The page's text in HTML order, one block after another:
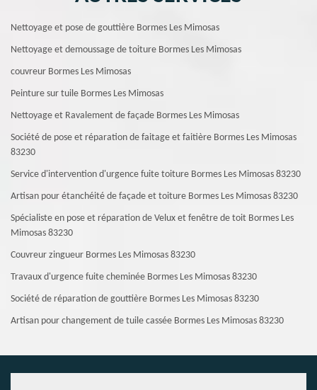
Nettoyage et pose de gouttière Bormes Les Mimosas
Nettoyage et demoussage de toiture Bormes Les Mimosas
couvreur Bormes Les Mimosas
Peinture sur tuile Bormes Les Mimosas
Nettoyage et Ravalement de façade Bormes Les Mimosas
Société de pose et réparation de faitage et faitière Bormes Les Mimosas
83230
Service d'intervention d'urgence fuite toiture Bormes Les Mimosas 83230
Artisan pour étanchéité de façade et toiture Bormes Les Mimosas 83230
Spécialiste en pose et réparation de Velux et fenêtre de toit Bormes Les
Mimosas 83230
Couvreur zingueur Bormes Les Mimosas 83230
Travaux d'urgence fuite cheminée Bormes Les Mimosas 83230
Société de réparation de gouttière Bormes Les Mimosas 83230
Artisan pour changement de tuile cassée Bormes Les Mimosas 83230